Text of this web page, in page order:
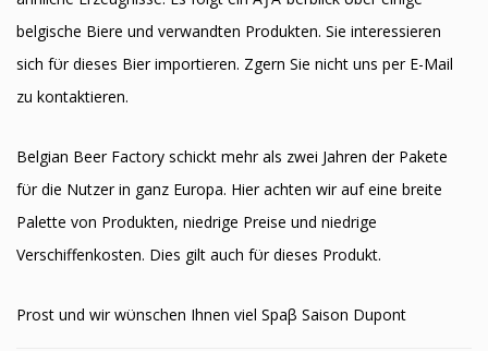
belgische Biere und verwandten Produkten. Sie interessieren
sich fϋr dieses Bier importieren. Zӧgern Sie nicht uns per E-Mail
zu kontaktieren.
Belgian Beer Factory schickt mehr als zwei Jahren der Pakete
fϋr die Nutzer in ganz Europa. Hier achten wir auf eine breite
Palette von Produkten, niedrige Preise und niedrige
Verschiffenkosten. Dies gilt auch fϋr dieses Produkt.
Prost und wir wϋnschen Ihnen viel Spaβ Saison Dupont